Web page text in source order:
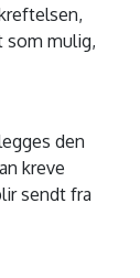
som mulig,
den
kreve
sendt fra